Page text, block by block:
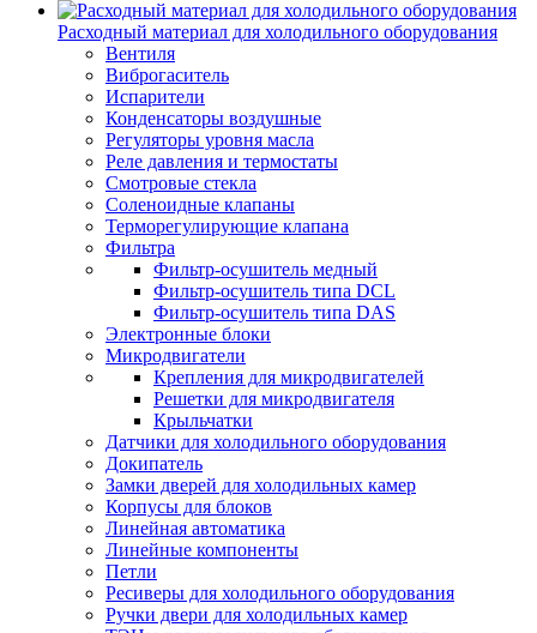
Расходный материал для холодильного оборудования
Вентиля
Виброгаситель
Испарители
Конденсаторы воздушные
Регуляторы уровня масла
Реле давления и термостаты
Смотровые стекла
Соленоидные клапаны
Терморегулирующие клапана
Фильтра
Фильтр-осушитель медный
Фильтр-осушитель типа DCL
Фильтр-осушитель типа DAS
Электронные блоки
Микродвигатели
Крепления для микродвигателей
Решетки для микродвигателя
Крыльчатки
Датчики для холодильного оборудования
Докипатель
Замки дверей для холодильных камер
Корпусы для блоков
Линейная автоматика
Линейные компоненты
Петли
Ресиверы для холодильного оборудования
Ручки двери для холодильных камер